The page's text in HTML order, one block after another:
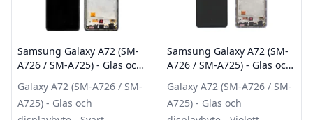
Samsung Galaxy A72 (SM-
A726 / SM-A725) - Glas och
Galaxy A72 (SM-A726 / SM-
A725) - Glas och
Samsung Galaxy A72 (SM-
A726 / SM-A725) - Glas och
Galaxy A72 (SM-A726 / SM-
A725) - Glas och